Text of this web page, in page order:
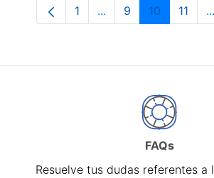
Página
1 ...Páginas intermedias
Página
9 Página
10 Página
11 ...
FAQs
Resuelve tus dudas referentes a